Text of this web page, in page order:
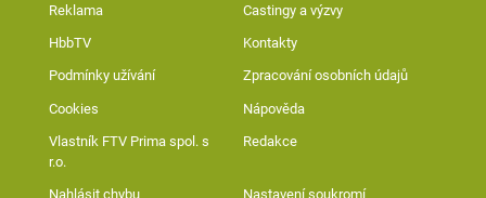
Reklama Castingy a výzvy
HbbTV Kontakty
Podmínky užívání Zpracování osobních údajů
Cookies Nápověda
Vlastník FTV Prima spol. s
r.o.
Redakce
Nahlásit chybu Nastavení soukromí